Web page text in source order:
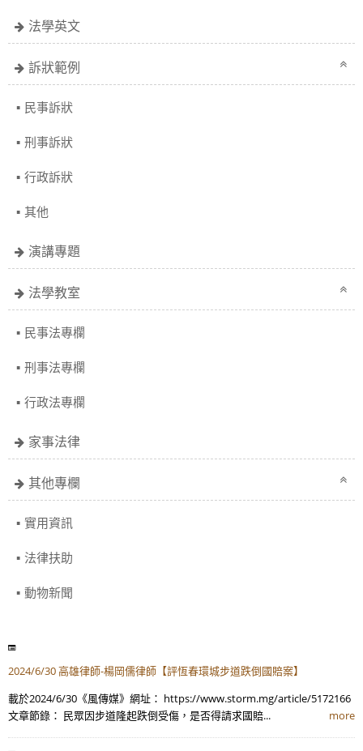
法學英文
訴狀範例
民事訴狀
刑事訴狀
行政訴狀
其他
演講專題
法學教室
民事法專欄
刑事法專欄
行政法專欄
家事法律
其他專欄
實用資訊
法律扶助
動物新聞
2024/6/30 高雄律師-楊岡儒律師【評恆春環城步道跌倒國賠案】
載於2024/6/30《風傳媒》網址： https://www.storm.mg/article/5172166
文章節錄： 民眾因步道隆起跌倒受傷，是否得請求國賠...
more